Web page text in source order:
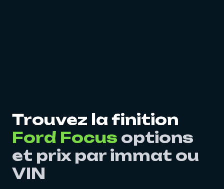
Trouvez la finition
Ford Focus options
et prix par immat ou
VIN